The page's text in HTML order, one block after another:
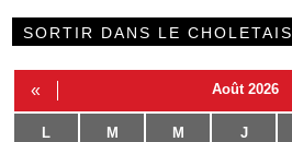
SORTIR DANS LE CHOLETAIS
« Août 2026
L M M J